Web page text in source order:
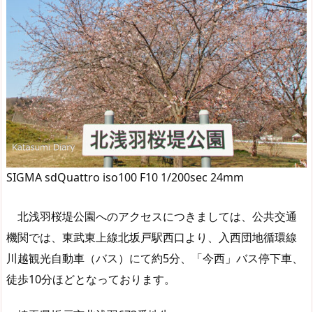
SIGMA sdQuattro iso100 F10 1/200sec 24mm
北浅羽桜堤公園へのアクセスにつきましては、公共交通
機関では、東武東上線北坂戸駅西口より、入西団地循環線
川越観光自動車（バス）にて約5分、「今西」バス停下車、
徒歩10分ほどとなっております。